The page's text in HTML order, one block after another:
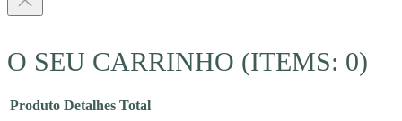
O SEU CARRINHO (ITEMS: 0)
Produto Detalhes Total